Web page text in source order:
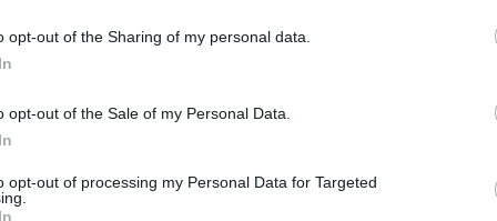
opt-out of the Sharing of my personal data.
opt-out of the Sale of my Personal Data.
opt-out of processing my Personal Data for Targeted
nepremičnin v
SLOVENIJA
Cerarja veseli prevladujoče